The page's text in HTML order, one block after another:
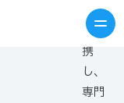
科医
と連
携
し、
専門